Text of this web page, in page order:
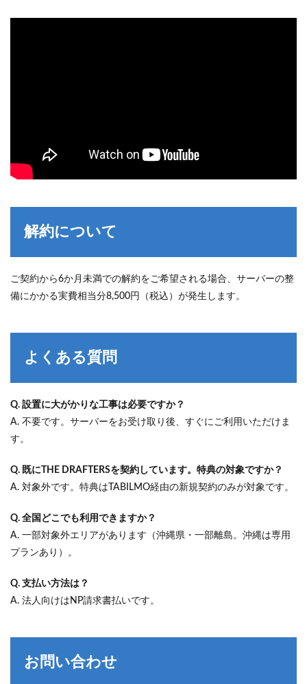
解約について
ご契約から6か月未満での解約をご希望される場合、サーバーの整
備にかかる実費相当分8,500円（税込）が発生します。
よくある質問
Q. 設置に大がかりな工事は必要ですか？
A. 不要です。サーバーをお受け取り後、すぐにご利用いただけま
す。
Q. 既にTHE DRAFTERSを契約しています。特典の対象ですか？
A. 対象外です。特典はTABILMO経由の新規契約のみが対象です。
Q. 全国どこでも利用できますか？
A. 一部対象外エリアがあります（沖縄県・一部離島。沖縄は専用
プランあり）。
Q. 支払い方法は？
A. 法人向けはNP請求書払いです。
お問い合わせ